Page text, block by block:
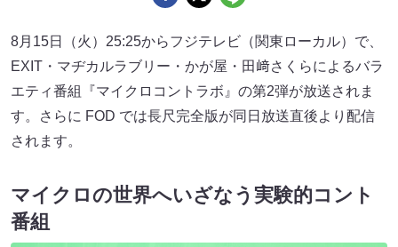
8月15日（火）25:25からフジテレビ（関東ローカル）で、
EXIT・マヂカルラブリー・かが屋・田﨑さくらによるバラ
エティ番組『マイクロコントラボ』の第2弾が放送されま
す。さらに FOD では長尺完全版が同日放送直後より配信
されます。
マイクロの世界へいざなう実験的コント
番組